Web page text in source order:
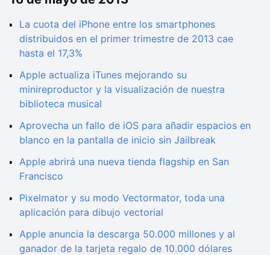
La cuota del iPhone entre los smartphones
distribuidos en el primer trimestre de 2013 cae
hasta el 17,3%
Apple actualiza iTunes mejorando su
minireproductor y la visualización de nuestra
biblioteca musical
Aprovecha un fallo de iOS para añadir espacios en
blanco en la pantalla de inicio sin Jailbreak
Apple abrirá una nueva tienda flagship en San
Francisco
Pixelmator y su modo Vectormator, toda una
aplicación para dibujo vectorial
Apple anuncia la descarga 50.000 millones y al
ganador de la tarjeta regalo de 10.000 dólares